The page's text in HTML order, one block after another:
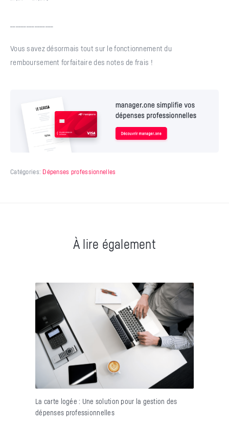
Vous savez désormais tout sur le fonctionnement du
remboursement forfaitaire des notes de frais !
Catégories: Dépenses professionnelles
À lire également
La carte logée : Une solution pour la gestion des
dépenses professionnelles